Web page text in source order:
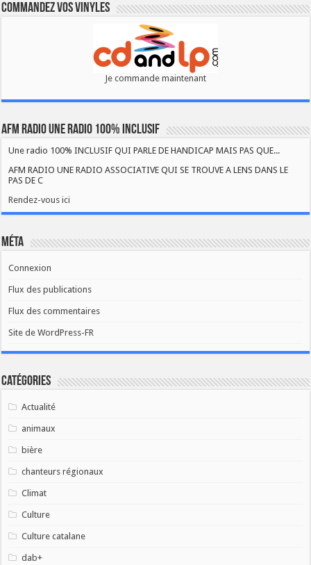
Commandez vos vinyles
Je commande maintenant
AFM RADIO UNE RADIO 100% INCLUSIF
Une radio 100% INCLUSIF QUI PARLE DE HANDICAP MAIS PAS QUE...
AFM RADIO UNE RADIO ASSOCIATIVE QUI SE TROUVE A LENS DANS LE
PAS DE C
Rendez-vous ici
Méta
Connexion
Flux des publications
Flux des commentaires
Site de WordPress-FR
Catégories
Actualité
animaux
bière
chanteurs régionaux
Climat
Culture
Culture catalane
dab+